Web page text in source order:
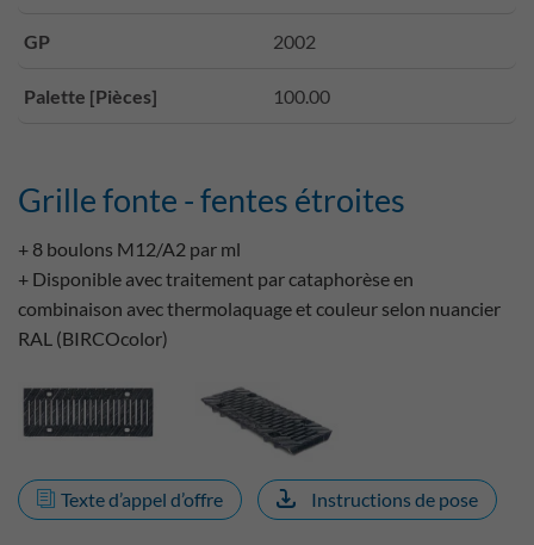
GP 2002
Palette [Pièces] 100.00
Grille fonte - fentes étroites
+ 8 boulons M12/A2 par ml
+ Disponible avec traitement par cataphorèse en
combinaison avec thermolaquage et couleur selon nuancier
RAL (BIRCOcolor)
Texte d’appel d’offre Instructions de pose